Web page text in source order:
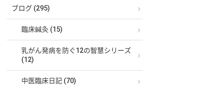
ブログ (295)
臨床鍼灸 (15)
乳がん発病を防ぐ12の智慧シリーズ
(12)
中医臨床日記 (70)